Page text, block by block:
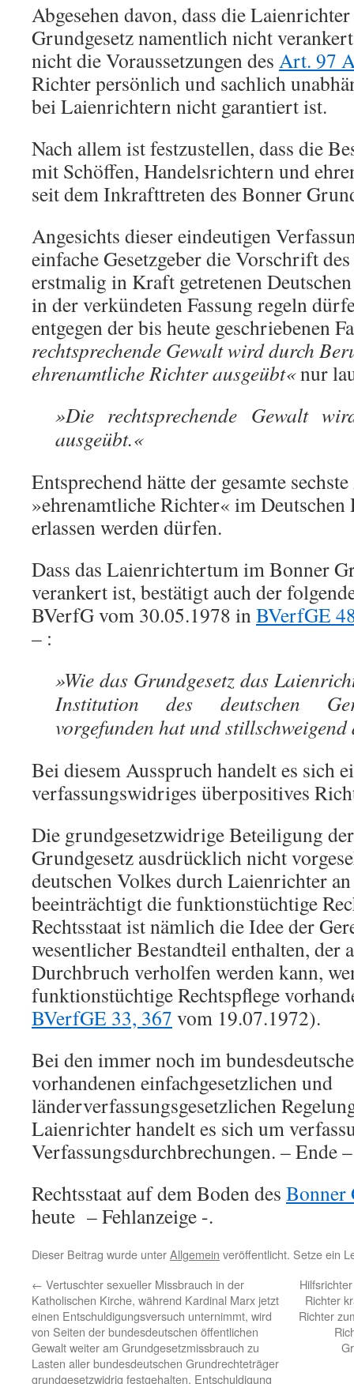
Abgesehen davon, dass die
Grundgesetz namentlich nicht
nicht die Voraussetzungen des Art. 97
Richter persönlich und sachlich
bei Laienrichtern nicht garantiert ist.
Nach allem ist festzustellen, dass die
mit Schöffen, Handelsrichtern und
seit dem Inkrafttreten des Bonner
Angesichts dieser eindeutigen
einfache Gesetzgeber die Vorschrift
erstmalig in Kraft getretenen
in der verkündeten Fassung regeln
entgegen der bis heute geschriebenen
rechtsprechende Gewalt wird durch
ehrenamtliche Richter ausgeübt«nur
»Die rechtsprechende Gewalt
ausgeübt.«
Entsprechend hätte der gesamte
»ehrenamtliche Richter« im Deutschen
erlassen werden dürfen.
Dass das Laienrichtertum im Bonner
verankert ist, bestätigt auch der
BVerfG vom 30.05.1978 inBVerfGE
– :
»Wie das Grundgesetz das
Institution des deutschen
vorgefunden hat und
Bei diesem Ausspruch handelt es sich
verfassungswidriges überpositives
Die grundgesetzwidrige Beteiligung
Grundgesetz ausdrücklich nicht
deutschen Volkes durch Laienrichter
beeinträchtigt die funktionstüchtige
Rechtsstaat ist nämlich die Idee der
wesentlicher Bestandteil enthalten, der
Durchbruch verholfen werden kann,
funktionstüchtige Rechtspflege
BVerfGE 33, 367 vom 19.07.1972).
Bei den immer noch im
vorhandenen einfachgesetzlichen und
länderverfassungsgesetzlichen
Laienrichter handelt es sich um
Verfassungsdurchbrechungen. – Ende –
Rechtsstaat auf dem Boden des Bonner
heute – Fehlanzeige -.
Dieser Beitrag wurde unterAllgemein veröffentlicht. Setze ein
← Vertuschter sexueller Missbrauch in der
Katholischen Kirche, während Kardinal Marx jetzt
einen Entschuldigungsversuch unternimmt, wird
von Seiten der bundesdeutschen öffentlichen
Gewalt weiter am Grundgesetzmissbrauch zu
Lasten aller bundesdeutschen Grundrechteträger
grundgesetzwidrig festgehalten, Entschuldigung
Richter
Richter